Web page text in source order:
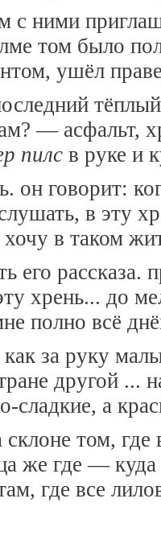
с ними
том было
ушёл
— асфальт,
пилс в руке и
он говорит:
в эту
хочу в таком
его
хрень... до
полно всё
как за руку
другой ...
сладкие, а
том,
же где — куда
где все